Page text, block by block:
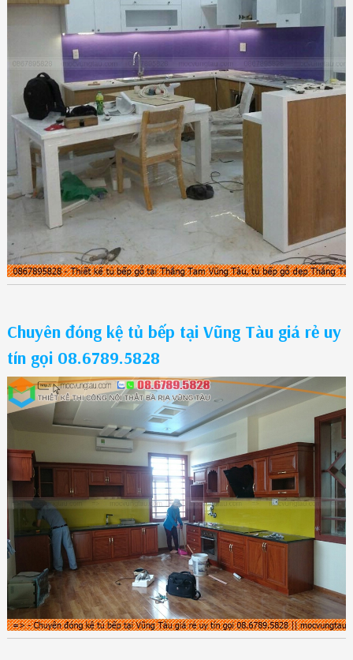
Chuyên đóng kệ tủ bếp tại Vũng Tàu giá rẻ uy
tín gọi 08.6789.5828